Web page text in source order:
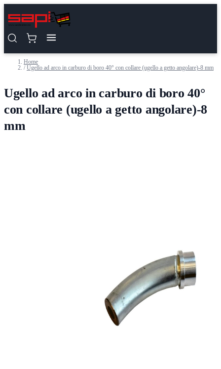
Home
/ Ugello ad arco in carburo di boro 40° con collare (ugello a getto angolare)-8 mm
Ugello ad arco in carburo di boro 40°
con collare (ugello a getto angolare)-8
mm